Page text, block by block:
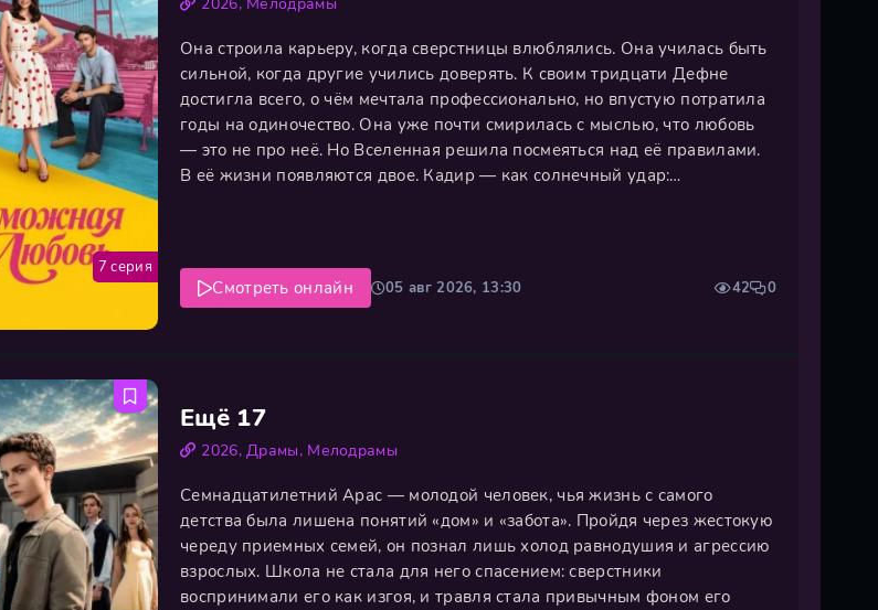
Она строила карьеру, когда сверстницы влюблялись. Она училась быть
сильной, когда другие учились доверять. К своим тридцати Дефне
достигла всего, о чём мечтала профессионально, но впустую потратила
годы на одиночество. Она уже почти смирилась с мыслью, что любовь
— это не про неё. Но Вселенная решила посмеяться над её правилами.
В её жизни появляются двое. Кадир — как солнечный удар:
05 авг 2026, 13:30 42 0
Смотреть онлайн
7 серия
Ещё 17
2026,Драмы, Мелодрамы
Семнадцатилетний Арас — молодой человек, чья жизнь с самого
детства была лишена понятий «дом» и «забота». Пройдя через жестокую
череду приемных семей, он познал лишь холод равнодушия и агрессию
взрослых. Школа не стала для него спасением: сверстники
воспринимали его как изгоя, и травля стала привычным фоном его